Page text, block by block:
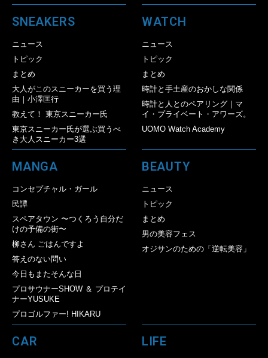
SNEAKERS
ニュース
トピック
まとめ
大人がこのスニーカーを買う理
由｜小澤匡行
教えて！ 東京スニーカー氏
東京スニーカー氏が選ぶ買うべ
き大人スニーカー3選
WATCH
ニュース
トピック
まとめ
時計と手土産のおかしな関係
時計と人とのペアリング｜マ
イ・プライベート・アワーズ。
UOMO Watch Academy
MANGA
コンセプチャル・ガール
民譚
スペアタウン 〜つくろう自分だ
けの予備の街〜
柳さん ごはんですよ
答えのない問い
今日もまたそんな日
プロサウナーSHOW ＆ プロテイ
ナーYUSUKE
プロゴルファー! HIKARU
BEAUTY
ニュース
トピック
まとめ
男の美容フェス
オジサンのための「逆転美容」
CAR LIFE